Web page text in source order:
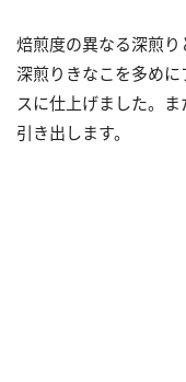
焙煎度の異なる深煎
深煎りきなこを多め
スに仕上げました。
引き出します。